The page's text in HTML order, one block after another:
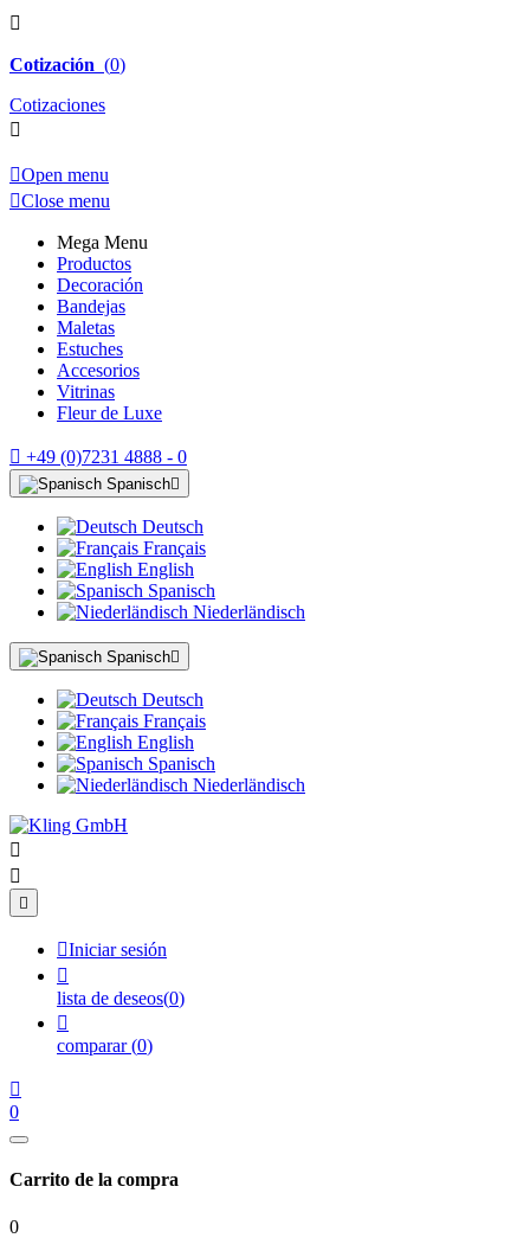

Cotización (0)
Cotizaciones

Open menu
Close menu
Mega Menu
Productos
Decoración
Bandejas
Maletas
Estuches
Accesorios
Vitrinas
Fleur de Luxe
 +49 (0)7231 4888 - 0
Spanisch
Deutsch
Français
English
Spanisch
Niederländisch
Spanisch
Deutsch
Français
English
Spanisch
Niederländisch



Iniciar sesión

lista de deseos(0)

comparar (0)

0
Carrito de la compra
0